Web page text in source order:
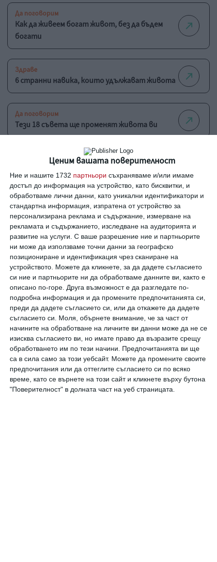
Ценим вашата поверителност
Ние и нашите 1732 партньори съхраняваме и/или имаме
достъп до информация на устройство, като бисквитки, и
обработваме лични данни, като уникални идентификатори и
стандартна информация, изпратена от устройство за
персонализирана реклама и съдържание, измерване на
рекламата и съдържанието, изследване на аудиторията и
развитие на услуги. С ваше разрешение ние и партньорите
ни може да използваме точни данни за географско
позициониране и идентификация чрез сканиране на
устройството. Можете да кликнете, за да дадете съгласието
си ние и партньорите ни да обработваме данните ви, както е
описано по-горе. Друга възможност е да разгледате по-
подробна информация и да промените предпочитанията си,
преди да дадете съгласието си, или да откажете да дадете
съгласието си.
Моля, обърнете внимание, че за част от
начините на обработване на личните ви данни може да не се
изисква съгласието ви, но имате право да възразите срещу
обработването им по тези начини. Предпочитанията ви ще
са в сила само за този уебсайт. Можете да промените своите
предпочитания или да оттеглите съгласието си по всяко
време, като се върнете на този сайт и кликнете върху бутона
"Поверителност" в долната част на уеб страницата.
Да поговорим
Как да живеем богат живот, без да бъдем
богати
Здраве
6 странни навика, които удължават живота
Да поговорим
Тези 18 съвета ще променят живота ви
Още отЗаедно
Джони Деп – царят на
чудаците се завръща
с „Ебенизър: Коледна
песен“
Коментари
Трябва да сте регистриран потребител за да
напишете коментар
Виж всички коментари